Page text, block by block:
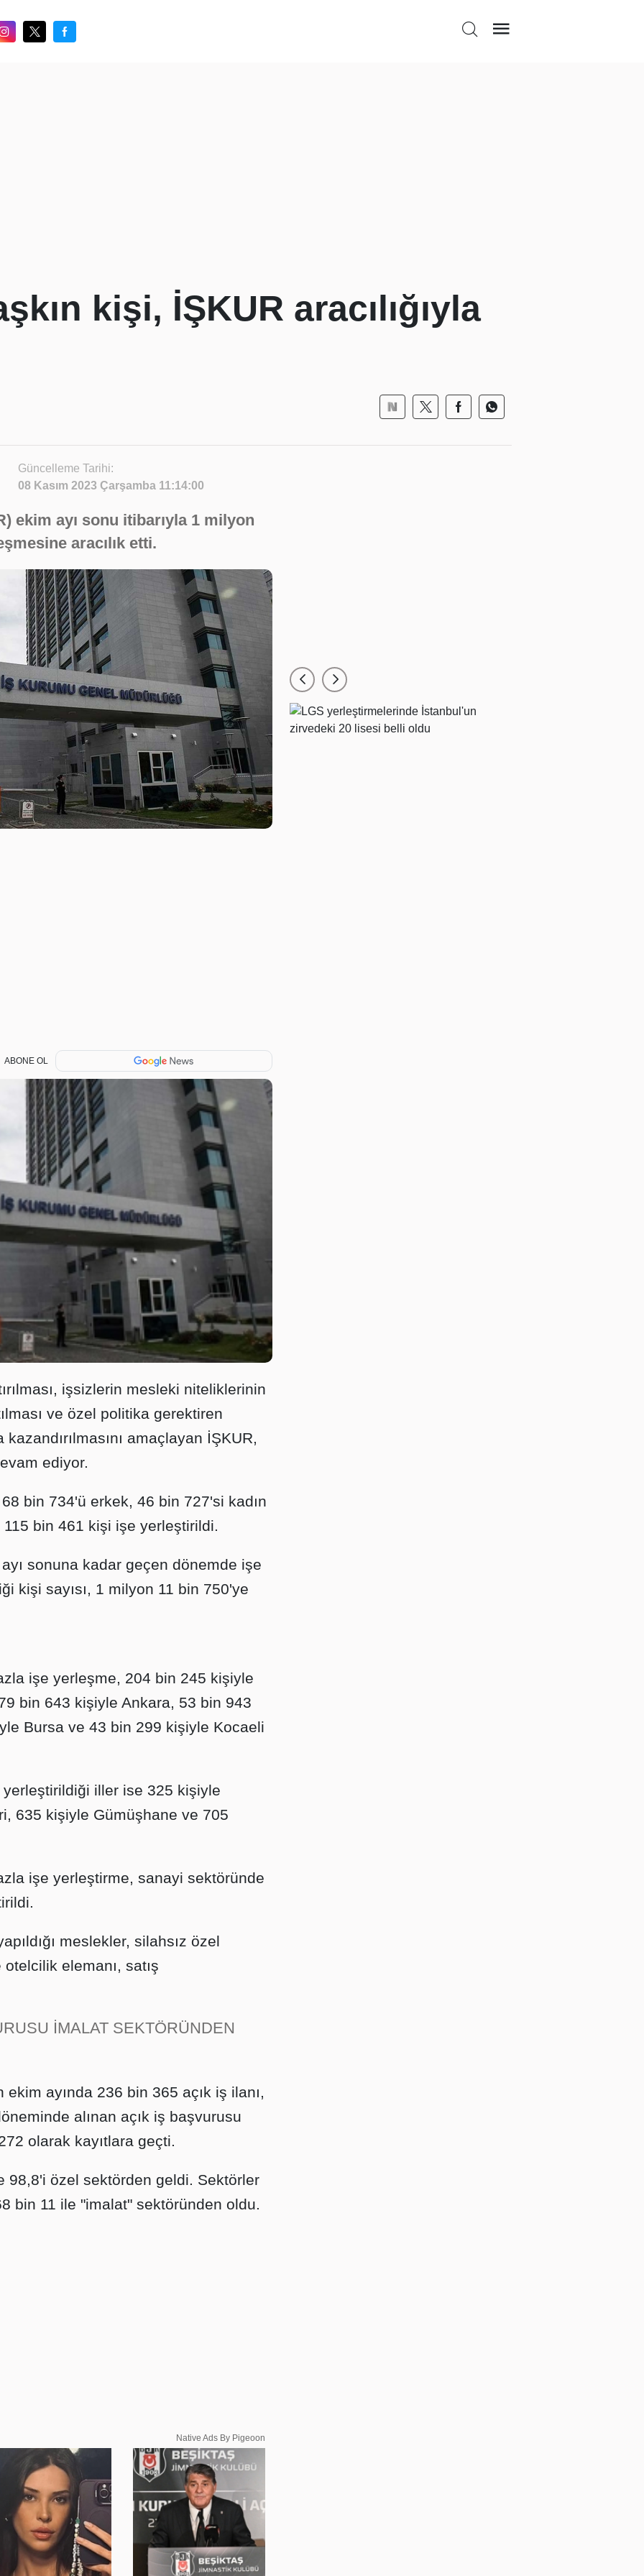
kişi, İŞKUR aracılığıyla
Güncelleme Tarihi:
08 Kasım 2023 Çarşamba 11:14:00
ekim ayı sonu itibarıyla 1 milyon
aracılık etti.
ABONE OL
işsizlerin mesleki niteliklerinin
ve özel politika gerektiren
amaçlayan İŞKUR,
ediyor.
bin 734'ü erkek, 46 bin 727'si kadın
bin 461 kişi işe yerleştirildi.
sonuna kadar geçen dönemde işe
kişi sayısı, 1 milyon 11 bin 750'ye
işe yerleşme, 204 bin 245 kişiyle
bin 643 kişiyle Ankara, 53 bin 943
Bursa ve 43 bin 299 kişiyle Kocaeli
iller ise 325 kişiyle
635 kişiyle Gümüşhane ve 705
işe yerleştirme, sanayi sektöründe
meslekler, silahsız özel
elemanı, satış
İMALAT SEKTÖRÜNDEN
ekim ayında 236 bin 365 açık iş ilanı,
alınan açık iş başvurusu
olarak kayıtlara geçti.
98,8'i özel sektörden geldi. Sektörler
bin 11 ile "imalat" sektöründen oldu.
Native Ads By Pigeoon